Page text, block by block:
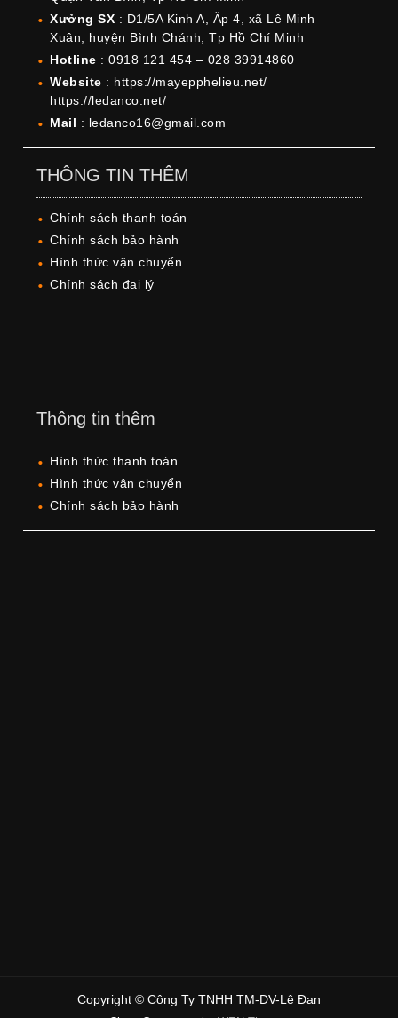
Xưởng SX : D1/5A Kinh A, Ấp 4, xã Lê Minh
Xuân, huyện Bình Chánh, Tp Hồ Chí Minh
Hotline : 0918 121 454 – 028 39914860
Website : https://mayepphelieu.net/
https://ledanco.net/
Mail : ledanco16@gmail.com
THÔNG TIN THÊM
Chính sách thanh toán
Chính sách bảo hành
Hình thức vận chuyển
Chính sách đại lý
Thông tin thêm
Hình thức thanh toán
Hình thức vận chuyển
Chính sách bảo hành
Copyright © Công Ty TNHH TM-DV-Lê Đan